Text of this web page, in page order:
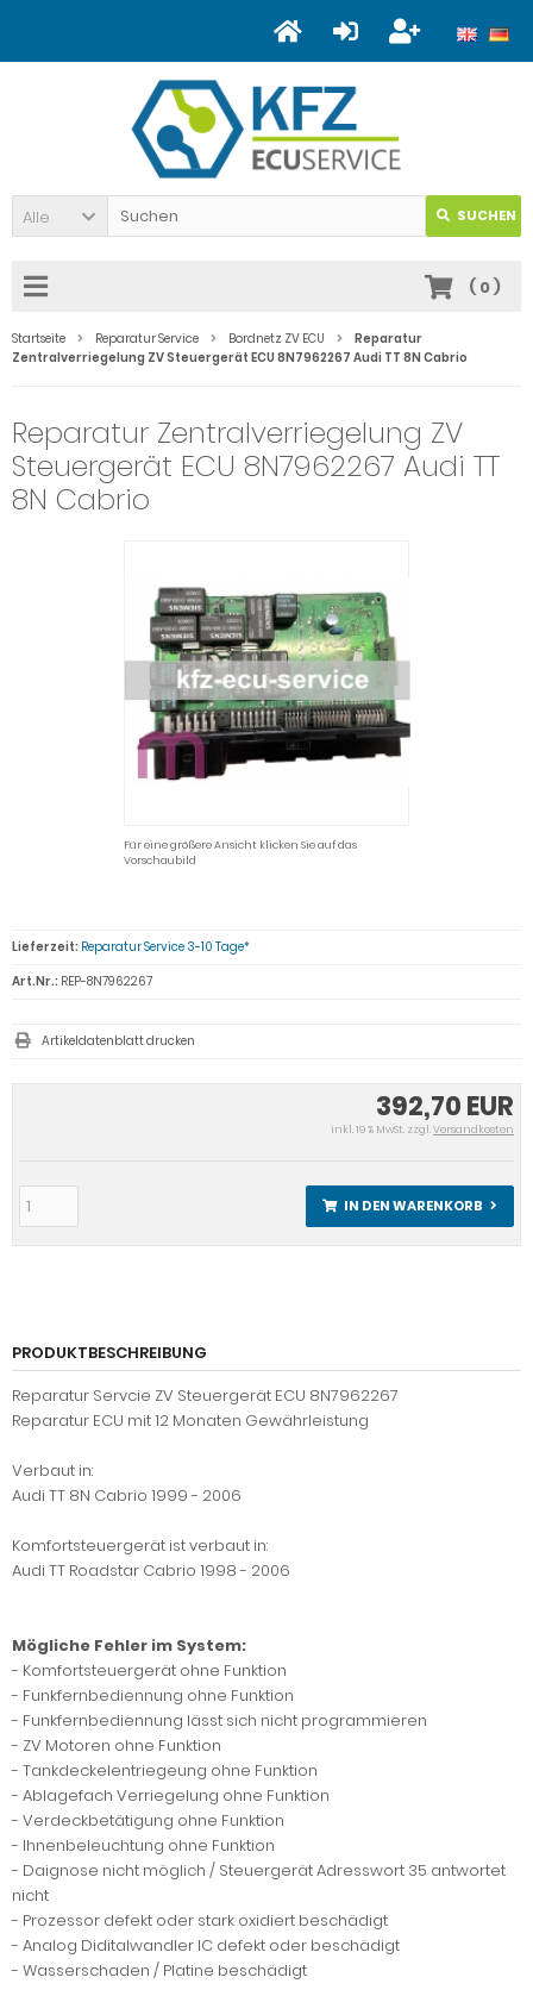
Alle SUCHEN
( 0)
Startseite Reparatur Service Bordnetz ZV ECU
Reparatur
Zentralverriegelung ZV Steuergerät ECU 8N7962267 Audi TT 8N Cabrio
Reparatur Zentralverriegelung ZV
Steuergerät ECU 8N7962267 Audi TT
8N Cabrio
Für eine größere Ansicht klicken Sie auf das
Vorschaubild
392,70 EUR
inkl. 19 % MwSt. zzgl.Versandkosten
IN DEN WARENKORB
Lieferzeit: Reparatur Service 3-10 Tage*
Art.Nr.: REP-8N7962267
Artikeldatenblatt drucken
PRODUKTBESCHREIBUNG
Reparatur Servcie ZV Steuergerät ECU 8N7962267
Reparatur ECU mit 12 Monaten Gewährleistung
Verbaut in:
Audi TT 8N Cabrio 1999 - 2006
Komfortsteuergerät ist verbaut in:
Audi TT Roadstar Cabrio 1998 - 2006
Mögliche Fehler im System:
- Komfortsteuergerät ohne Funktion
- Funkfernbediennung ohne Funktion
- Funkfernbediennung lässt sich nicht programmieren
- ZV Motoren ohne Funktion
- Tankdeckelentriegeung ohne Funktion
- Ablagefach Verriegelung ohne Funktion
- Verdeckbetätigung ohne Funktion
- Ihnenbeleuchtung ohne Funktion
- Daignose nicht möglich / Steuergerät Adresswort 35 antwortet
nicht
- Prozessor defekt oder stark oxidiert beschädigt
- Analog Diditalwandler IC defekt oder beschädigt
- Wasserschaden / Platine beschädigt